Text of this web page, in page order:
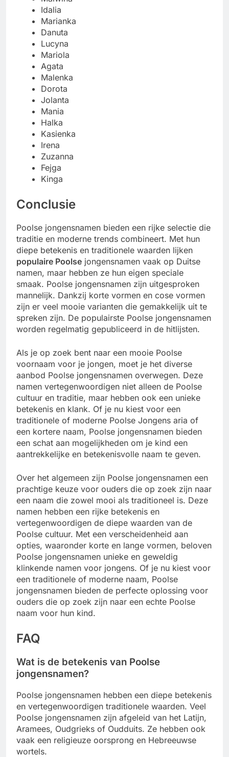
Idalia
Marianka
Danuta
Lucyna
Mariola
Agata
Malenka
Dorota
Jolanta
Mania
Halka
Kasienka
Irena
Zuzanna
Fejga
Kinga
Conclusie
Poolse jongensnamen bieden een rijke selectie die
traditie en moderne trends combineert. Met hun
diepe betekenis en traditionele waarden lijken
populaire Poolse jongensnamen vaak op Duitse
namen, maar hebben ze hun eigen speciale
smaak. Poolse jongensnamen zijn uitgesproken
mannelijk. Dankzij korte vormen en cose vormen
zijn er veel mooie varianten die gemakkelijk uit te
spreken zijn. De populairste Poolse jongensnamen
worden regelmatig gepubliceerd in de hitlijsten.
Als je op zoek bent naar een mooie Poolse
voornaam voor je jongen, moet je het diverse
aanbod Poolse jongensnamen overwegen. Deze
namen vertegenwoordigen niet alleen de Poolse
cultuur en traditie, maar hebben ook een unieke
betekenis en klank. Of je nu kiest voor een
traditionele of moderne Poolse Jongens aria of
een kortere naam, Poolse jongensnamen bieden
een schat aan mogelijkheden om je kind een
aantrekkelijke en betekenisvolle naam te geven.
Over het algemeen zijn Poolse jongensnamen een
prachtige keuze voor ouders die op zoek zijn naar
een naam die zowel mooi als traditioneel is. Deze
namen hebben een rijke betekenis en
vertegenwoordigen de diepe waarden van de
Poolse cultuur. Met een verscheidenheid aan
opties, waaronder korte en lange vormen, beloven
Poolse jongensnamen unieke en geweldig
klinkende namen voor jongens. Of je nu kiest voor
een traditionele of moderne naam, Poolse
jongensnamen bieden de perfecte oplossing voor
ouders die op zoek zijn naar een echte Poolse
naam voor hun kind.
FAQ
Wat is de betekenis van Poolse
jongensnamen?
Poolse jongensnamen hebben een diepe betekenis
en vertegenwoordigen traditionele waarden. Veel
Poolse jongensnamen zijn afgeleid van het Latijn,
Aramees, Oudgrieks of Oudduits. Ze hebben ook
vaak een religieuze oorsprong en Hebreeuwse
wortels.